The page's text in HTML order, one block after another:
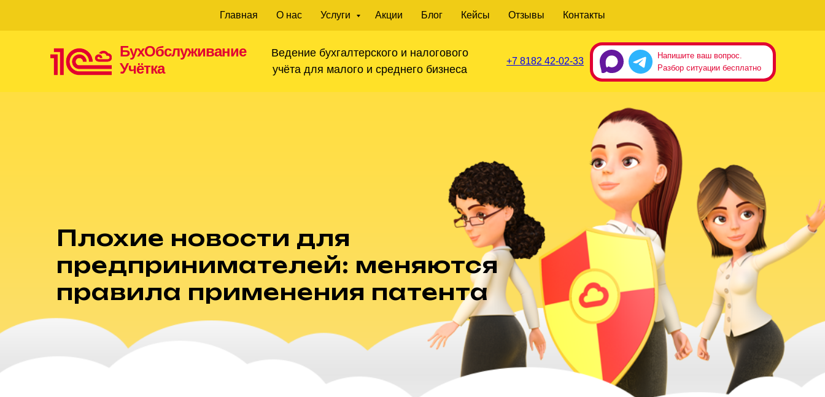
Главная О нас Услуги Акции Блог Кейсы Отзывы Контакты
Ведение бухгалтерского и налогового
учёта для малого и среднего бизнеса
+7 8182 42-02-33
БухОбслуживание
Учётка
Напишите ваш вопрос.
Разбор ситуации бесплатно
Плохие новости для
предпринимателей: меняются
правила применения патента